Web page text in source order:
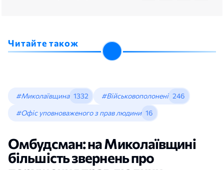
Читайте також
#Миколаївщина 1332 #Військовополонені 246
#Офіс уповноваженого з прав людини 16
Омбудсман: на Миколаївщині
більшість звернень про